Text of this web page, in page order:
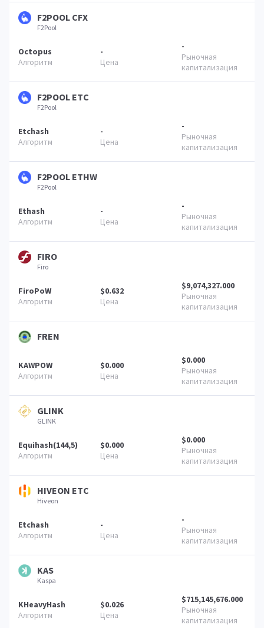
F2POOL CFX
F2Pool
Octopus - -
F2POOL ETC
F2Pool
Etchash - -
F2POOL ETHW
F2Pool
Ethash - -
FIRO
Firo
FiroPoW $0.632 $9,074,327.000
FREN
KAWPOW $0.000 $0.000
GLINK
GLINK
Equihash(144,5) $0.000 $0.000
HIVEON ETC
Hiveon
Etchash - -
KAS
Kaspa
KHeavyHash $0.026 $715,145,676.000